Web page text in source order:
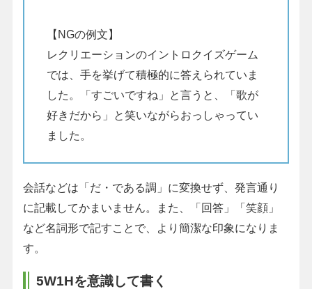
【NGの例文】
レクリエーションのイントロクイズゲーム
では、手を挙げて積極的に答えられていま
した。「すごいですね」と言うと、「歌が
好きだから」と笑いながらおっしゃってい
ました。
会話などは「だ・である調」に変換せず、発言通り
に記載してかまいません。また、「回答」「笑顔」
など名詞形で記すことで、より簡潔な印象になりま
す。
5W1Hを意識して書く